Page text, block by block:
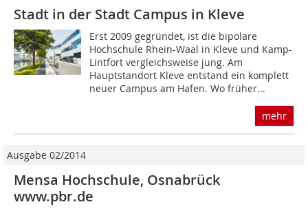
Stadt in der Stadt Campus in Kleve
Erst 2009 gegründet, ist die bipolare
Hochschule Rhein-Waal in Kleve und Kamp-
Lintfort vergleichsweise jung. Am
Hauptstandort Kleve entstand ein komplett
neuer Campus am Hafen. Wo früher...
mehr
Ausgabe 02/2014
Mensa Hochschule, Osnabrück
www.pbr.de